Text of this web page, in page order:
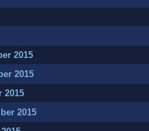
2015
2015
2015
2015